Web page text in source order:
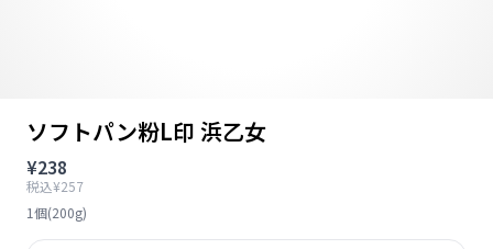
ソフトパン粉L印 浜乙女
¥238
税込¥257
1個(200g)